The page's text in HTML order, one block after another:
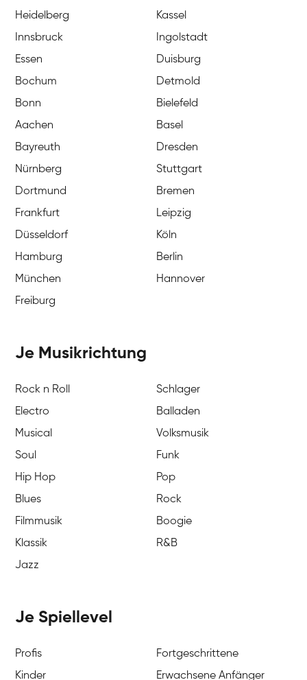
Heidelberg
Kassel
Innsbruck
Ingolstadt
Essen
Duisburg
Bochum
Detmold
Bonn
Bielefeld
Aachen
Basel
Bayreuth
Dresden
Nürnberg
Stuttgart
Dortmund
Bremen
Frankfurt
Leipzig
Düsseldorf
Köln
Hamburg
Berlin
München
Hannover
Freiburg
Je Musikrichtung
Rock n Roll
Schlager
Electro
Balladen
Musical
Volksmusik
Soul
Funk
Hip Hop
Pop
Blues
Rock
Filmmusik
Boogie
Klassik
R&B
Jazz
Je Spiellevel
Profis
Fortgeschrittene
Kinder
Erwachsene Anfänger